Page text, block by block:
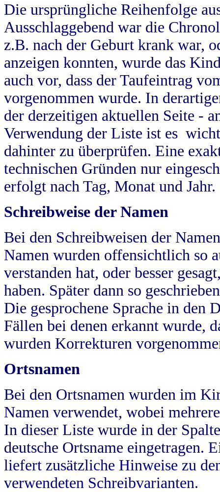
Die ursprüngliche Reihenfolge
Ausschlaggebend war die
z.B. nach der Geburt krank war,
anzeigen konnten, wurde das
auch vor, dass der Taufeintrag
vorgenommen wurde. In
der derzeitigen aktuellen Seite -
Verwendung der Liste ist es
dahinter zu überprüfen. Eine
technischen Gründen nur
erfolgt nach Tag, Monat und Jahr.
Schreibweise der Namen
Bei den Schreibweisen der
Namen wurden offensichtlich so
verstanden hat, oder besser
haben. Später dann so
Die gesprochene Sprache in
Fällen bei denen erkannt wurde,
wurden Korrekturen
Ortsnamen
Bei den Ortsnamen wurden im
Namen verwendet, wobei
In dieser Liste wurde in der
deutsche Ortsname eingetragen.
liefert zusätzliche Hinweise zu
verwendeten Schreibvarianten.